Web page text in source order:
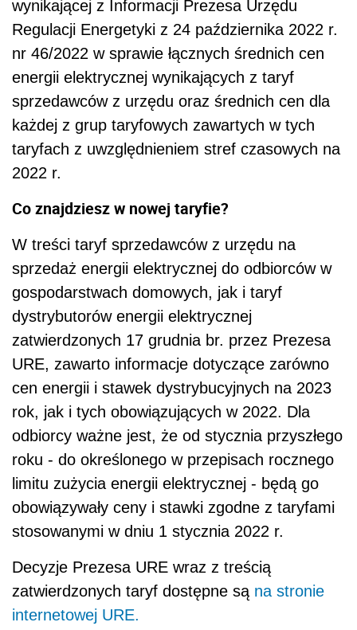
wynikającej z Informacji Prezesa Urzędu
Regulacji Energetyki z 24 października 2022 r.
nr 46/2022 w sprawie łącznych średnich cen
energii elektrycznej wynikających z taryf
sprzedawców z urzędu oraz średnich cen dla
każdej z grup taryfowych zawartych w tych
taryfach z uwzględnieniem stref czasowych na
2022 r.
Co znajdziesz w nowej taryfie?
W treści taryf sprzedawców z urzędu na
sprzedaż energii elektrycznej do odbiorców w
gospodarstwach domowych, jak i taryf
dystrybutorów energii elektrycznej
zatwierdzonych 17 grudnia br. przez Prezesa
URE, zawarto informacje dotyczące zarówno
cen energii i stawek dystrybucyjnych na 2023
rok, jak i tych obowiązujących w 2022. Dla
odbiorcy ważne jest, że od stycznia przyszłego
roku - do określonego w przepisach rocznego
limitu zużycia energii elektrycznej - będą go
obowiązywały ceny i stawki zgodne z taryfami
stosowanymi w dniu 1 stycznia 2022 r.
Decyzje Prezesa URE wraz z treścią
zatwierdzonych taryf dostępne są na stronie
internetowej URE.